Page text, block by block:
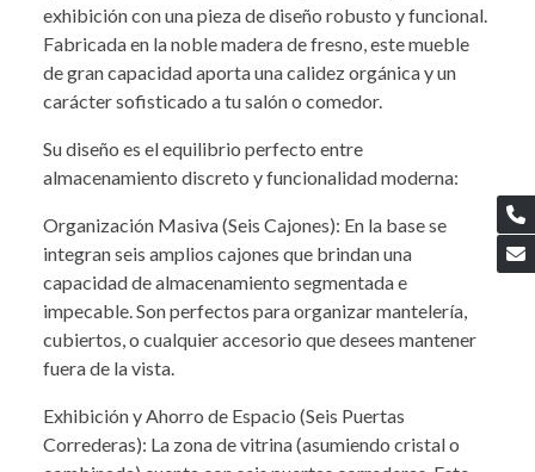
exhibición con una pieza de diseño robusto y funcional.
Fabricada en la noble madera de fresno, este mueble
de gran capacidad aporta una calidez orgánica y un
carácter sofisticado a tu salón o comedor.
Su diseño es el equilibrio perfecto entre
almacenamiento discreto y funcionalidad moderna:
Organización Masiva (Seis Cajones): En la base se
integran seis amplios cajones que brindan una
capacidad de almacenamiento segmentada e
impecable. Son perfectos para organizar mantelería,
cubiertos, o cualquier accesorio que desees mantener
fuera de la vista.
Exhibición y Ahorro de Espacio (Seis Puertas
Correderas): La zona de vitrina (asumiendo cristal o